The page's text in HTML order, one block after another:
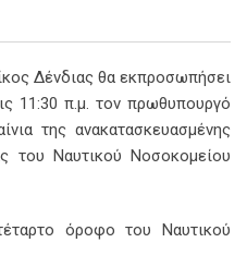
Δένδιας θα εκπροσωπήσει
11:30 π.μ. τον πρωθυπουργό
της ανακατασκευασμένης
του Ναυτικού Νοσοκομείου
όροφο του Ναυτικού